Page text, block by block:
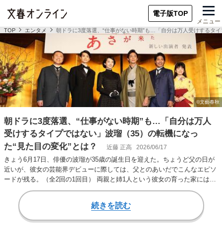
電子版TOP
メニュー
TOP エンタメ 朝ドラに3度落選、“仕事がない時期”も…「自分は万人受けするタ
朝ドラに3度落選、“仕事がない時期”も…「自分は万人
受けするタイプではない」波瑠（35）の転機になっ
た“見た目の変化”とは？
近藤 正高 2026/06/17
きょう6月17日、俳優の波瑠が35歳の誕生日を迎えた。ちょうど父の日が
近いが、彼女の芸能界デビューに際しては、父とのあいだでこんなエピソ
ードが残る。（全2回の1回目） 両親と姉1人という彼女の育った家には、
家族を大…
続きを読む